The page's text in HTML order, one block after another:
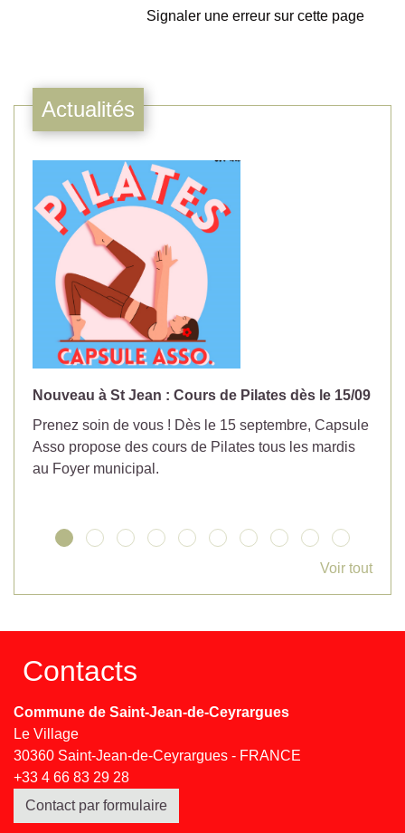
Signaler une erreur sur cette page
Actualités
Nouveau à St Jean : Cours de Pilates dès le 15/09
Prenez soin de vous ! Dès le 15 septembre, Capsule
Asso propose des cours de Pilates tous les mardis
au Foyer municipal.
Voir tout
Contacts
Commune de Saint-Jean-de-Ceyrargues
Le Village
30360 Saint-Jean-de-Ceyrargues - FRANCE
+33 4 66 83 29 28
Contact par formulaire